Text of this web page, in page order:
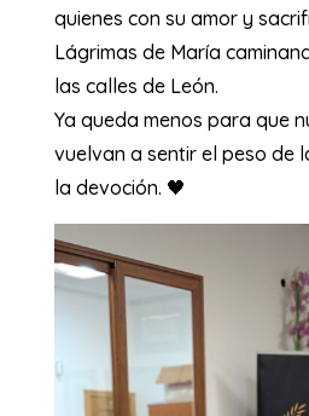
quienes con su amor y
Lágrimas de María
las calles de León.
Ya queda menos para que
vuelvan a sentir el peso de
la devoción. 🖤